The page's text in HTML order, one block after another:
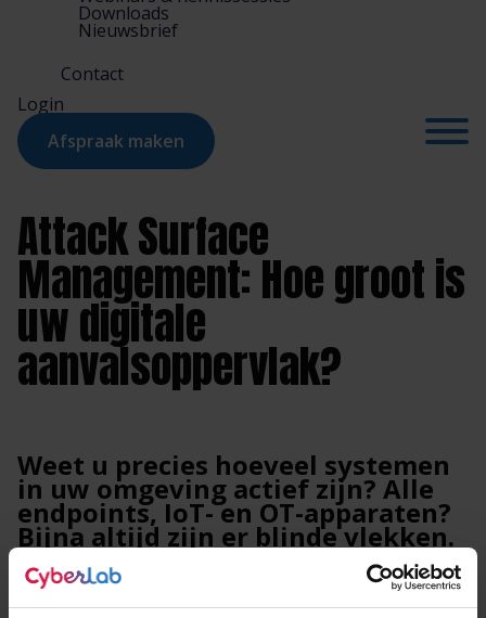
Downloads
Nieuwsbrief
Contact
Login
Afspraak maken
Attack Surface
Management: Hoe groot is
uw digitale
aanvalsoppervlak?
Weet u precies hoeveel systemen
in uw omgeving actief zijn? Alle
endpoints, IoT- en OT-apparaten?
Bijna altijd zijn er blinde vlekken.
Een ongepatchte server, een
vergeten IoT-apparaat, een
onbekende cloudinstantie: elk